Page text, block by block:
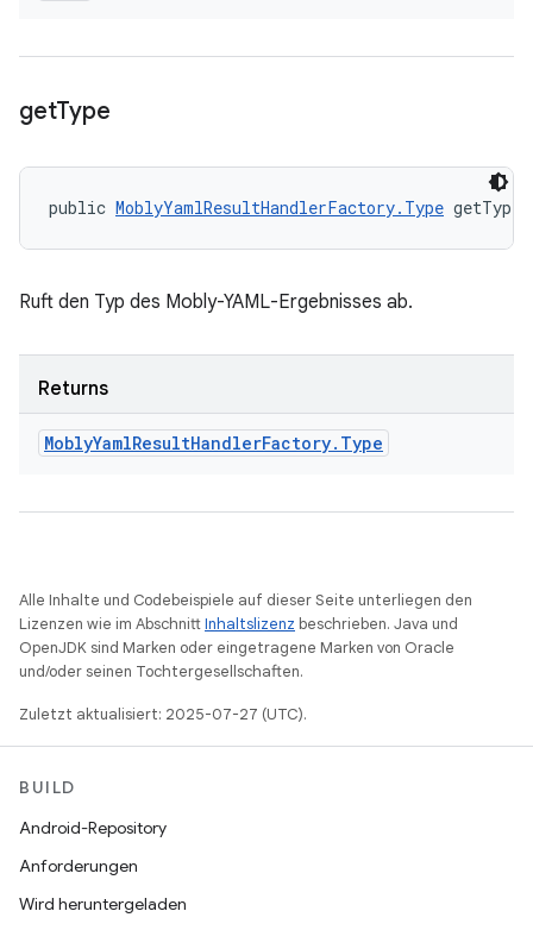
getType
public MoblyYamlResultHandlerFactory.Type
Ruft den Typ des Mobly-YAML-Ergebnisses ab.
Returns
MoblyYamlResultHandlerFactory. Type
Alle Inhalte und Codebeispiele auf dieser Seite unterliegen den
Lizenzen wie im AbschnittInhaltslizenz beschrieben. Java und
OpenJDK sind Marken oder eingetragene Marken von Oracle
und/oder seinen Tochtergesellschaften.
Zuletzt aktualisiert: 2025-07-27 (UTC).
BUILD
Android-Repository
Anforderungen
Wird heruntergeladen